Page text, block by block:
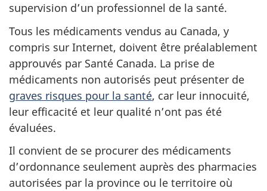
supervision d’un professionnel de la santé.
Tous les médicaments vendus au Canada, y
compris sur Internet, doivent être préalablement
approuvés par Santé Canada. La prise de
médicaments non autorisés peut présenter de
graves risques pour la santé, car leur innocuité,
leur efficacité et leur qualité n’ont pas été
évaluées.
Il convient de se procurer des médicaments
d’ordonnance seulement auprès des pharmacies
autorisées par la province ou le territoire où